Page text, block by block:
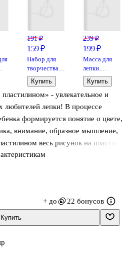
- увлекательное и
любителей лепки! В процессе
формируется понятие о цвете,
внимание, образное мышление,
весь рисунок на пластике -
Тесто для лепки в брусках по
191 ₽
159 ₽
Набор для
творчества
LORI. Слепи
свечу
"Фонарик"
Купить
239 ₽
199 ₽
Масса для
лепки.
Легкий
пластилин,
12 цветов, 3
стека
Купить
+ до 22 бонусов
Купить